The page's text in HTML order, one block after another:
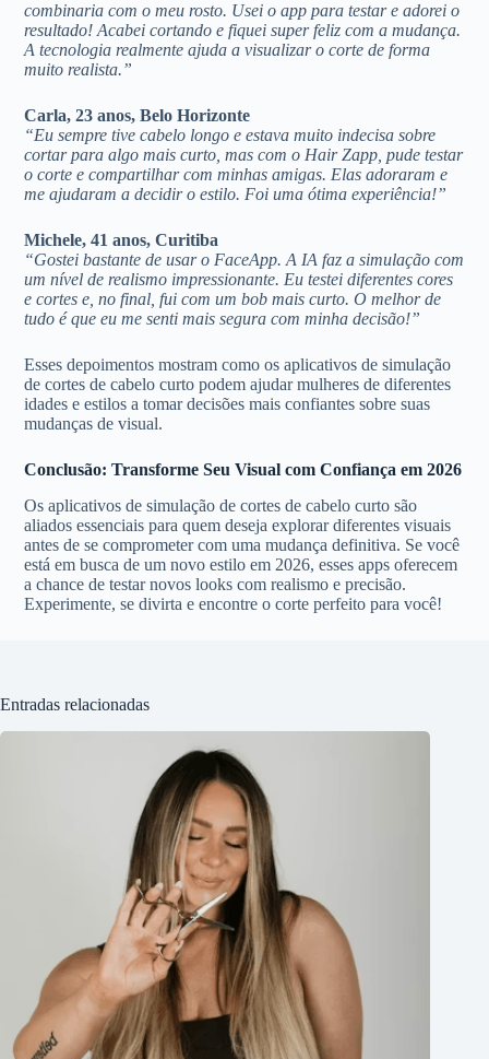
combinaria com o meu rosto. Usei o app para testar e adorei o
resultado! Acabei cortando e fiquei super feliz com a mudança.
A tecnologia realmente ajuda a visualizar o corte de forma
muito realista.”
Carla, 23 anos, Belo Horizonte
“Eu sempre tive cabelo longo e estava muito indecisa sobre
cortar para algo mais curto, mas com o Hair Zapp, pude testar
o corte e compartilhar com minhas amigas. Elas adoraram e
me ajudaram a decidir o estilo. Foi uma ótima experiência!”
Michele, 41 anos, Curitiba
“Gostei bastante de usar o FaceApp. A IA faz a simulação com
um nível de realismo impressionante. Eu testei diferentes cores
e cortes e, no final, fui com um bob mais curto. O melhor de
tudo é que eu me senti mais segura com minha decisão!”
Esses depoimentos mostram como os aplicativos de simulação
de cortes de cabelo curto podem ajudar mulheres de diferentes
idades e estilos a tomar decisões mais confiantes sobre suas
mudanças de visual.
Conclusão: Transforme Seu Visual com Confiança em 2026
Os aplicativos de simulação de cortes de cabelo curto são
aliados essenciais para quem deseja explorar diferentes visuais
antes de se comprometer com uma mudança definitiva. Se você
está em busca de um novo estilo em 2026, esses apps oferecem
a chance de testar novos looks com realismo e precisão.
Experimente, se divirta e encontre o corte perfeito para você!
Entradas relacionadas